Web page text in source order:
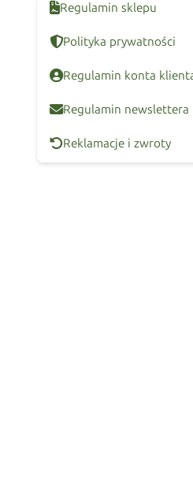
Regulamin sklepu
Polityka prywatności
Regulamin konta
Regulamin newslettera
Reklamacje i zwroty